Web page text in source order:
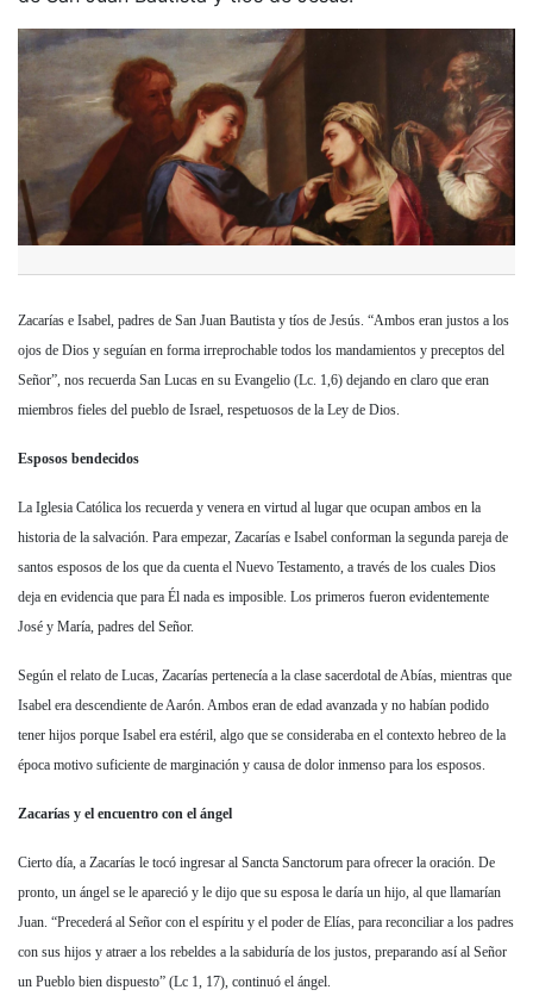
Zacarías e Isabel, padres de San Juan Bautista y tíos de Jesús. “Ambos eran justos a los
ojos de Dios y seguían en forma irreprochable todos los mandamientos y preceptos del
Señor”, nos recuerda San Lucas en su Evangelio (Lc. 1,6) dejando en claro que eran
miembros fieles del pueblo de Israel, respetuosos de la Ley de Dios.
Esposos bendecidos
La Iglesia Católica los recuerda y venera en virtud al lugar que ocupan ambos en la
historia de la salvación. Para empezar, Zacarías e Isabel conforman la segunda pareja de
santos esposos de los que da cuenta el Nuevo Testamento, a través de los cuales Dios
deja en evidencia que para Él nada es imposible. Los primeros fueron evidentemente
José y María, padres del Señor.
Según el relato de Lucas, Zacarías pertenecía a la clase sacerdotal de Abías, mientras que
Isabel era descendiente de Aarón. Ambos eran de edad avanzada y no habían podido
tener hijos porque Isabel era estéril, algo que se consideraba en el contexto hebreo de la
época motivo suficiente de marginación y causa de dolor inmenso para los esposos.
Zacarías y el encuentro con el ángel
Cierto día, a Zacarías le tocó ingresar al Sancta Sanctorum para ofrecer la oración. De
pronto, un ángel se le apareció y le dijo que su esposa le daría un hijo, al que llamarían
Juan. “Precederá al Señor con el espíritu y el poder de Elías, para reconciliar a los padres
con sus hijos y atraer a los rebeldes a la sabiduría de los justos, preparando así al Señor
un Pueblo bien dispuesto” (Lc 1, 17), continuó el ángel.